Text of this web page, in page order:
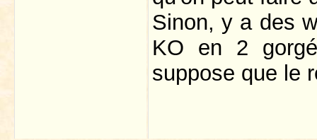
Sinon, y a des
KO en 2
suppose que le